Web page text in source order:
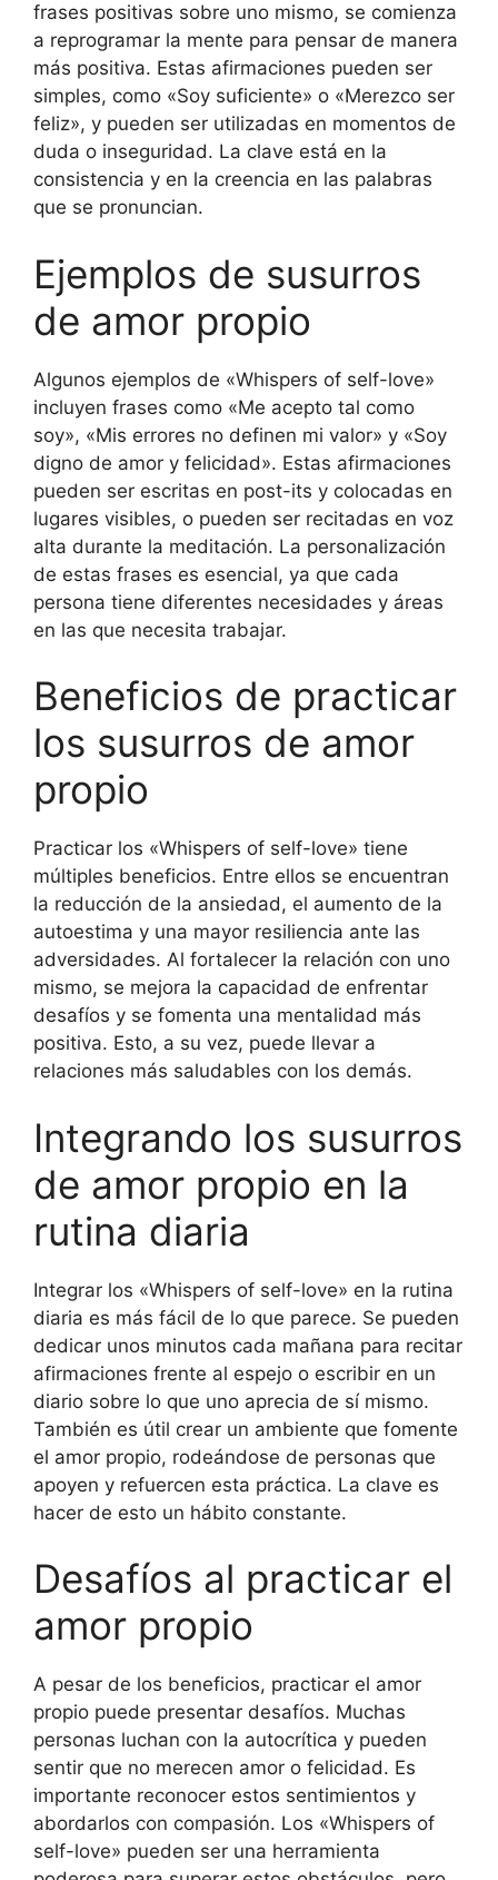
frases positivas sobre uno mismo, se comienza
a reprogramar la mente para pensar de manera
más positiva. Estas afirmaciones pueden ser
simples, como «Soy suficiente» o «Merezco ser
feliz», y pueden ser utilizadas en momentos de
duda o inseguridad. La clave está en la
consistencia y en la creencia en las palabras
que se pronuncian.
Ejemplos de susurros
de amor propio
Algunos ejemplos de «Whispers of self-love»
incluyen frases como «Me acepto tal como
soy», «Mis errores no definen mi valor» y «Soy
digno de amor y felicidad». Estas afirmaciones
pueden ser escritas en post-its y colocadas en
lugares visibles, o pueden ser recitadas en voz
alta durante la meditación. La personalización
de estas frases es esencial, ya que cada
persona tiene diferentes necesidades y áreas
en las que necesita trabajar.
Beneficios de practicar
los susurros de amor
propio
Practicar los «Whispers of self-love» tiene
múltiples beneficios. Entre ellos se encuentran
la reducción de la ansiedad, el aumento de la
autoestima y una mayor resiliencia ante las
adversidades. Al fortalecer la relación con uno
mismo, se mejora la capacidad de enfrentar
desafíos y se fomenta una mentalidad más
positiva. Esto, a su vez, puede llevar a
relaciones más saludables con los demás.
Integrando los susurros
de amor propio en la
rutina diaria
Integrar los «Whispers of self-love» en la rutina
diaria es más fácil de lo que parece. Se pueden
dedicar unos minutos cada mañana para recitar
afirmaciones frente al espejo o escribir en un
diario sobre lo que uno aprecia de sí mismo.
También es útil crear un ambiente que fomente
el amor propio, rodeándose de personas que
apoyen y refuercen esta práctica. La clave es
hacer de esto un hábito constante.
Desafíos al practicar el
amor propio
A pesar de los beneficios, practicar el amor
propio puede presentar desafíos. Muchas
personas luchan con la autocrítica y pueden
sentir que no merecen amor o felicidad. Es
importante reconocer estos sentimientos y
abordarlos con compasión. Los «Whispers of
self-love» pueden ser una herramienta